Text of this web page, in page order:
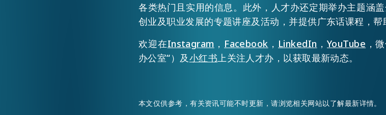
各类热门且实用的信息。此外，人才办还定期举办主题涵
创业及职业发展的专题讲座及活动，并提供广东话课程，帮
欢迎在Instagram ， Facebook ， LinkedIn ， YouTube ，
办公室“）及小红书上关注人才办，以获取最新动态。
本文仅供参考，有关资讯可能不时更新，请浏览相关网站以了解最新详情。